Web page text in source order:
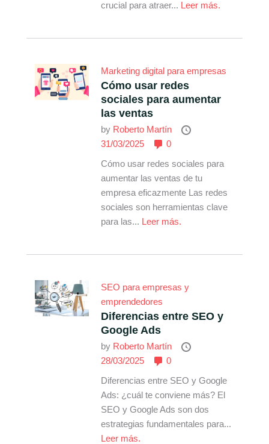
crucial para atraer... Leer más.
Marketing digital para empresas
Cómo usar redes
sociales para aumentar
las ventas
by Roberto Martín
31/03/2025
0
Cómo usar redes sociales para
aumentar las ventas de tu
empresa eficazmente Las redes
sociales son herramientas clave
para las... Leer más.
SEO para empresas y
emprendedores
Diferencias entre SEO y
Google Ads
by Roberto Martín
28/03/2025
0
Diferencias entre SEO y Google
Ads: ¿cuál te conviene más? El
SEO y Google Ads son dos
estrategias fundamentales para...
Leer más.